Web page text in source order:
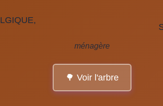
ménagère
🌳 Voir l'arbre